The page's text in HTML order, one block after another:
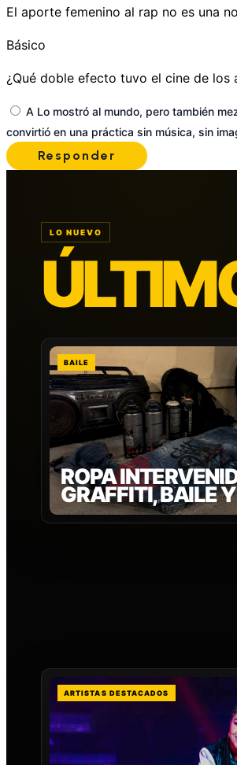
El aporte femenino al rap no es una
Básico
¿Qué doble efecto tuvo el cine de los
A Lo mostró al mundo, pero también
convirtió en una práctica sin música, sin
Responder
LO NUEVO
BAILE
ROPA
GRAFFITI, BAILE
ARTISTAS DESTACADOS